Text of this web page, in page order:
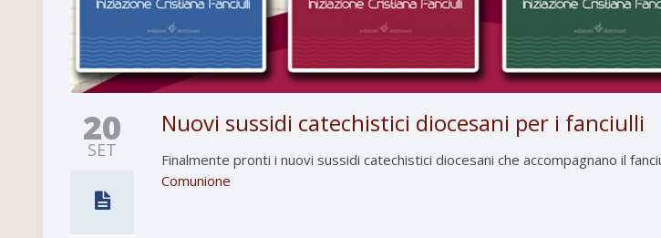
20
SET
Nuovi sussidi catechistici diocesani per i fanciulli
Finalmente pronti i nuovi sussidi catechistici diocesani che accompagnano il
Comunione